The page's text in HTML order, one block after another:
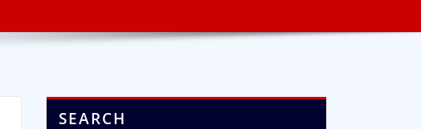
SEARCH